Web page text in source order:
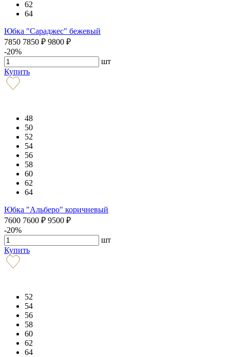
62
64
Юбка "Сараджес" бежевый
7850 7850 ₽ 9800 ₽
-20%
шт
Купить
48
50
52
54
56
58
60
62
64
Юбка "Альберо" коричневый
7600 7600 ₽ 9500 ₽
-20%
шт
Купить
52
54
56
58
60
62
64